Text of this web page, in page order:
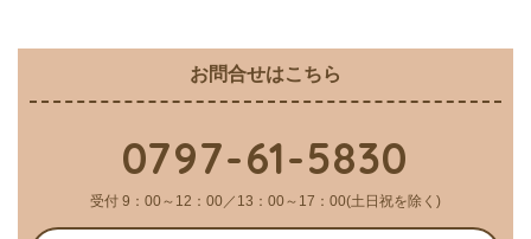
お問合せはこちら
0797-61-5830
受付 9：00～12：00／13：00～17：00(土日祝を除く)